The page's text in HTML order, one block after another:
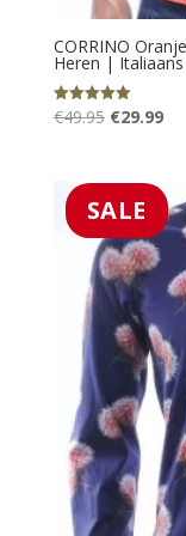
CORRINO
Heren |
Gewaardeerd
5.00
€49.95
€49.95.
€29.99
SALE